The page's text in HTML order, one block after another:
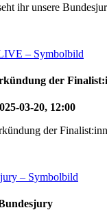
ihr unsere
der
03-20, 12:00
der